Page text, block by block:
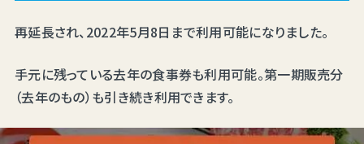
再延長され、2022年5月8日まで利用可能になりました。
手元に残っている去年の食事券も利用可能。第一期販売分
（去年のもの）も引き続き利用できます。